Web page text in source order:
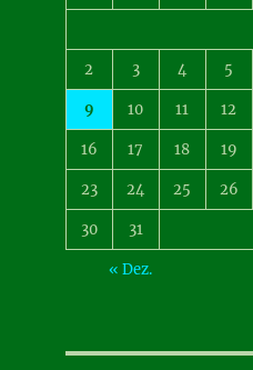
2 3 4 5
9 10 11 12
16 17 18 19
23 24 25 26
30 31
« Dez.